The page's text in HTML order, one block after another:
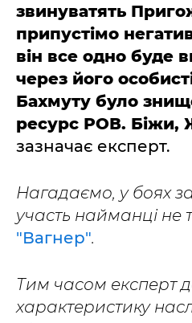
звинуватять
припустімо
він все одно буде
через його
Бахмуту було
ресурс РОВ. Біжи,
зазначає експерт.
Нагадаємо, у боях
участь найманці не
"Вагнер".
Тим часом експерт
характеристику